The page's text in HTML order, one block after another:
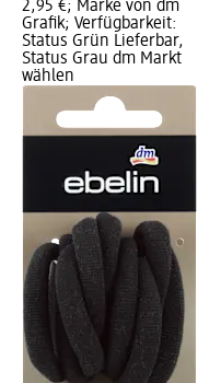
2,95 €; Marke von dm
Grafik; Verfügbarkeit:
Status Grün Lieferbar,
Status Grau dm Markt
wählen